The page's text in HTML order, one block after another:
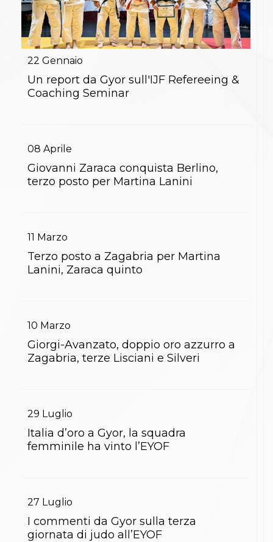
22 Gennaio
Un report da Gyor sull'IJF Refereeing &
Coaching Seminar
08 Aprile
Giovanni Zaraca conquista Berlino,
terzo posto per Martina Lanini
11 Marzo
Terzo posto a Zagabria per Martina
Lanini, Zaraca quinto
10 Marzo
Giorgi-Avanzato, doppio oro azzurro a
Zagabria, terze Lisciani e Silveri
29 Luglio
Italia d’oro a Gyor, la squadra
femminile ha vinto l’EYOF
27 Luglio
I commenti da Gyor sulla terza
giornata di judo all’EYOF